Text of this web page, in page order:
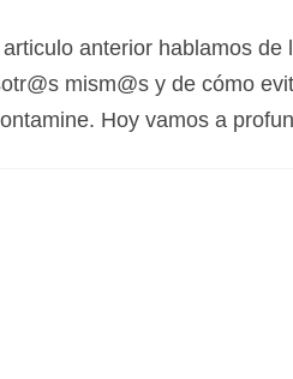
anterior hablamos de
mism@s y de cómo
Hoy vamos a